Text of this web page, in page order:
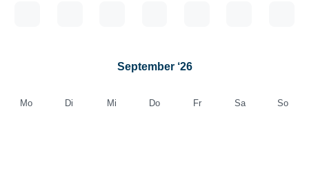
September ‘26
Mo Di Mi Do Fr Sa So